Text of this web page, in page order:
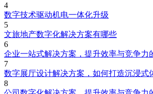
4
数字技术驱动机电一体化升级
5
文旅地产数字化解决方案有哪些
6
企业一站式解决方案，提升效率与竞争力
7
数字展厅设计解决方案，如何打造沉浸式
8